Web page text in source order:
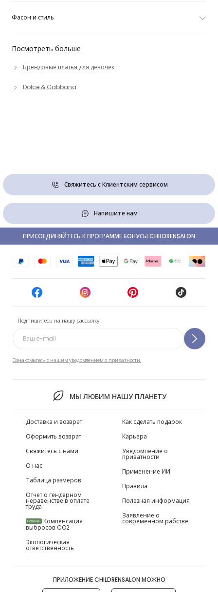
Посмотреть больше
Брендовые платья для девочек
Dolce & Gabbana
Фасон и стиль
Свяжитесь с Клиентским сервисом
Напишите нам
Подпишитесь на нашу рассылку
Ознакомьтесь с нашим уведомлением о приватности.
МЫ ЛЮБИМ НАШУ ПЛАНЕТУ
ПРИСОЕДИНЯЙТЕСЬ К ПРОГРАММЕ БОНУСЫ CHILDRENSALON
Доставка и возврат
Оформить возврат
Свяжитесь с нами
О нас
Таблица размеров
Отчет о гендерном
неравенстве в оплате
труда
НОВИНКИ Компенсация
выбросов CO2
Экологическая
ответственность
Как сделать подарок
Карьера
Уведомление о
приватности
Применение ИИ
Правила
Полезная информация
Заявление о
современном рабстве
ПРИЛОЖЕНИЕ CHILDRENSALON МОЖНО